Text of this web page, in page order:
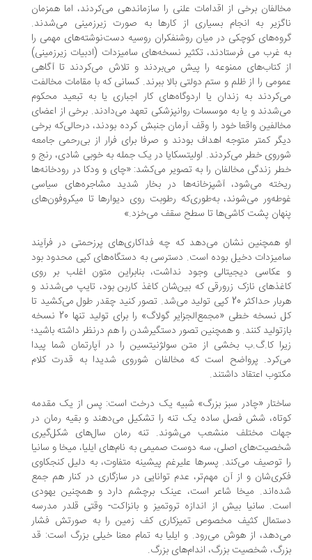
برخی از اقدامات علنی را سازماندهی می‌کردند، اما همزمان
به انجام بسیاری از کارها به صورت زیرزمینی می‌شدند.
کوچکی در میان روشنفکران روسیه دست‌نوشته‌های مهمی را
غرب می فرستادند، تکثیر نسخه‌های سامیزدات (ادبیات زیرزمینی)
کتاب‌های ممنوعه را پیش می‌بردند و تلاش می‌کردند تا آگاهی
را از ظلم و ستم دولتی بالا ببرند. کسانی که با مقامات مخالفت
به زندان یا اردوگاه‌های کار اجباری یا به تبعید محکوم
و یا به موسسات روانپزشکی تعهد می‌دادند. برخی از اعضای
واقعا خود را وقف آرمان جنبش کرده بودند، در‌حالی‌که برخی
کمتر متوجه اهداف بودند و صرفا برای فرار از بی‌رحمی جامعه
خطر می‌کردند. اولیتسکایا در یک جمله به خوبی شادی، رنج و
زندگی مخالفان را به تصویر می‌کشد: «چای و ودکا در رودخانه‌ها
می‌شود، آشپزخانه‌ها در بخار شدید مشاجره‌های سیاسی
می‌شوند، به‌طوری‌که رطوبت روی دیوارها تا میکروفون‌های
پشت کاشی‌ها تا سطح سقف می‌خزد.»
همچنین نشان می‌دهد که چه فداکاری‌های پرزحمتی در فرآیند
دخیل بوده است. دسترسی به دستگاه‌های کپی محدود بود
دیجیتالی وجود نداشت، بنابراین متون اغلب بر روی
نازک زرورقی که بین‌شان کاغذ کاربن بود، تایپ می‌شدند و
هربار حداکثر 20 کپی تولید می‌شد. تصور کنید چقدر طول می‌کشید تا
کل نسخه خطی «مجمع‌الجزایر گولاگ» را برای تولید تنها 20 نسخه
کنند. و همچنین تصور دستگیرشدن را هم درنظر داشته باشید؛
کا.گ.ب بخشی از متن سولژنیتسین را در آپارتمان شما پیدا
پر‌واضح است که مخالفان شوروی شدیدا به قدرت کلام
اعتقاد داشتند.
«چادر سبز بزرگ» شبیه یک درخت است: پس از یک مقدمه
شش فصل ساده یک تنه را تشکیل می‌دهند و بقیه رمان در
مختلف منشعب می‌شوند. تنه رمان سال‌های شکل‌گیری
اصلی، سه دوست صمیمی به نام‌های ایلیا، میخا و سانیا
توصیف می‌کند. پسرها علیرغم پیشینه متفاوت، به دلیل کنجکاوی
و از آن مهم‌تر، عدم توانایی در سازگاری در کنار هم جمع
میخا شاعر است، عینک برچشم دارد و همچنین یهودی
سانیا بیش از اندازه تروتمیز و بانزاکت- وقتی قلدر مدرسه
کثیف مخصوص تمیز‌کاری کف زمین را به صورتش فشار
از هوش می‌رود. و ایلیا به تمام معنا خیلی بزرگ است: قد
شخصیت بزرگ، اندام‌های بزرگ.